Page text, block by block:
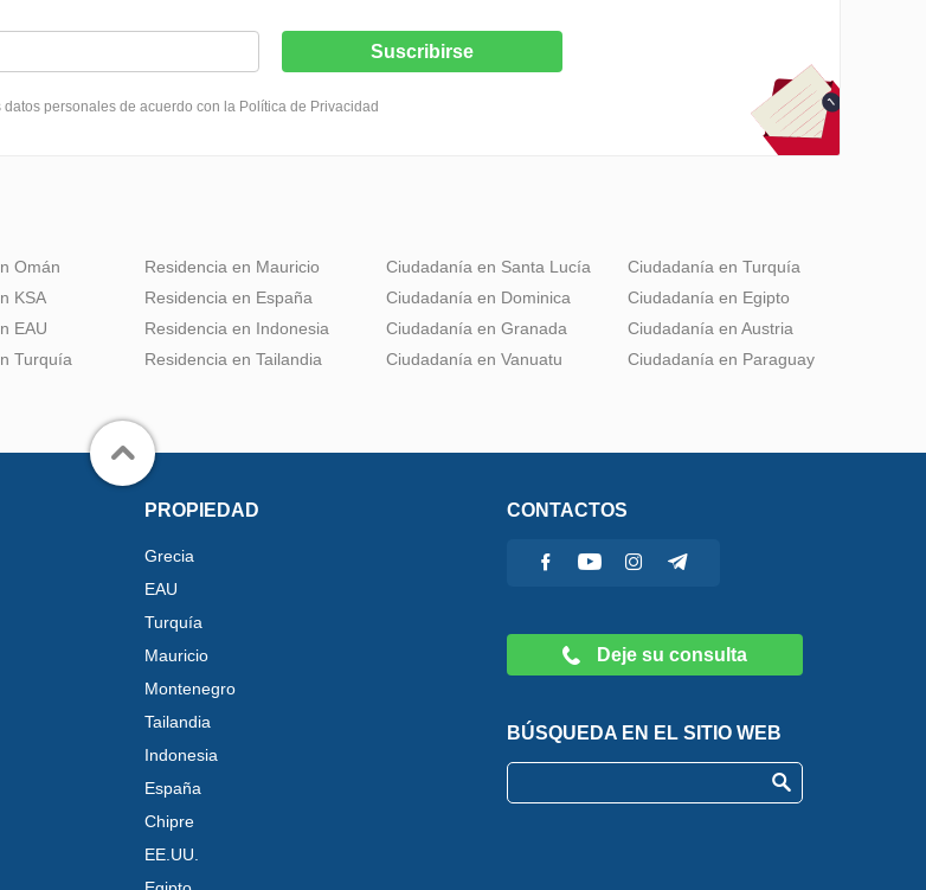
personales de acuerdo con la Política de Privacidad
Suscribirse
Omán
KSA
EAU
Turquía
Residencia en Mauricio
Residencia en España
Residencia en Indonesia
Residencia en Tailandia
Ciudadanía en Santa Lucía
Ciudadanía en Dominica
Ciudadanía en Granada
Ciudadanía en Vanuatu
Ciudadanía en Turquía
Ciudadanía en Egipto
Ciudadanía en Austria
Ciudadanía en Paraguay
PROPIEDAD
Grecia
EAU
Turquía
Mauricio
Montenegro
Tailandia
Indonesia
España
Chipre
EE.UU.
CONTACTOS
Deje su consulta
BÚSQUEDA EN EL SITIO WEB